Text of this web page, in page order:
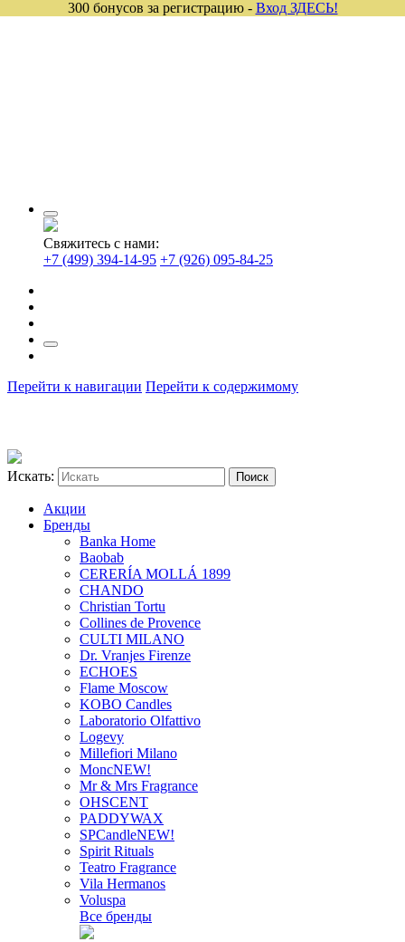
Свяжитесь с нами:
+7 (499) 394-14-95 +7 (926) 095-84-25
Перейти к навигации Перейти к содержимому
Искать:
Акции
Бренды
Banka Home
Baobab
CERERÍA MOLLÁ 1899
CHANDO
Christian Tortu
Collines de Provence
CULTI MILANO
Dr. Vranjes Firenze
ECHOES
Flame Moscow
KOBO Candles
Laboratorio Olfattivo
Logevy
Millefiori Milano
MoncNEW!
Mr & Mrs Fragrance
OHSCENT
PADDYWAX
SPCandleNEW!
Spirit Rituals
Teatro Fragrance
Vila Hermanos
Voluspa
Все бренды
300 бонусов за регистрацию - Вход ЗДЕСЬ!